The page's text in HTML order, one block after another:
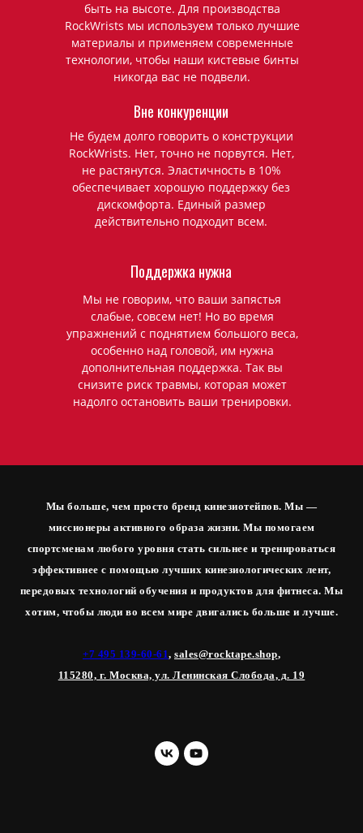
Вне конкуренции
Не будем долго говорить о конструкции
RockWrists. Нет, точно не порвутся. Нет,
не растянутся. Эластичность в 10%
обеспечивает хорошую поддержку без
дискомфорта. Единый размер
действительно подходит всем.
Поддержка нужна
Мы не говорим, что ваши запястья
слабые, совсем нет! Но во время
упражнений с поднятием большого веса,
особенно над головой, им нужна
дополнительная поддержка. Так вы
снизите риск травмы, которая может
надолго остановить ваши тренировки.
быть на высоте. Для производства
RockWrists мы используем только лучшие
материалы и применяем современные
технологии, чтобы наши кистевые бинты
никогда вас не подвели.
Мы больше, чем просто бренд кинезиотейпов. Мы —
миссионеры активного образа жизни. Мы помогаем
спортсменам любого уровня стать сильнее и тренироваться
эффективнее с помощью лучших кинезиологических лент,
передовых технологий обучения и продуктов для фитнеса. Мы
хотим, чтобы люди во всем мире двигались больше и лучше.
+7 495 139-60-61, sales@rocktape.shop,
115280, г. Москва, ул. Ленинская Слобода, д. 19